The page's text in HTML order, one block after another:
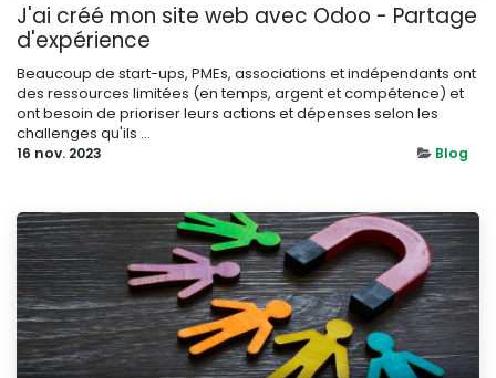
J'ai créé mon site web avec Odoo - Partage
d'expérience
Beaucoup de start-ups, PMEs, associations et indépendants ont
des ressources limitées (en temps, argent et compétence) et
ont besoin de prioriser leurs actions et dépenses selon les
challenges qu'ils ...
16 nov. 2023 Blog